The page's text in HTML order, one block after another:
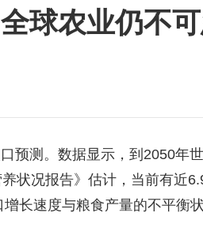
球农业仍不
预测。数据显示，到2050年
状况报告》估计，当前有近
长速度与粮食产量的不平衡